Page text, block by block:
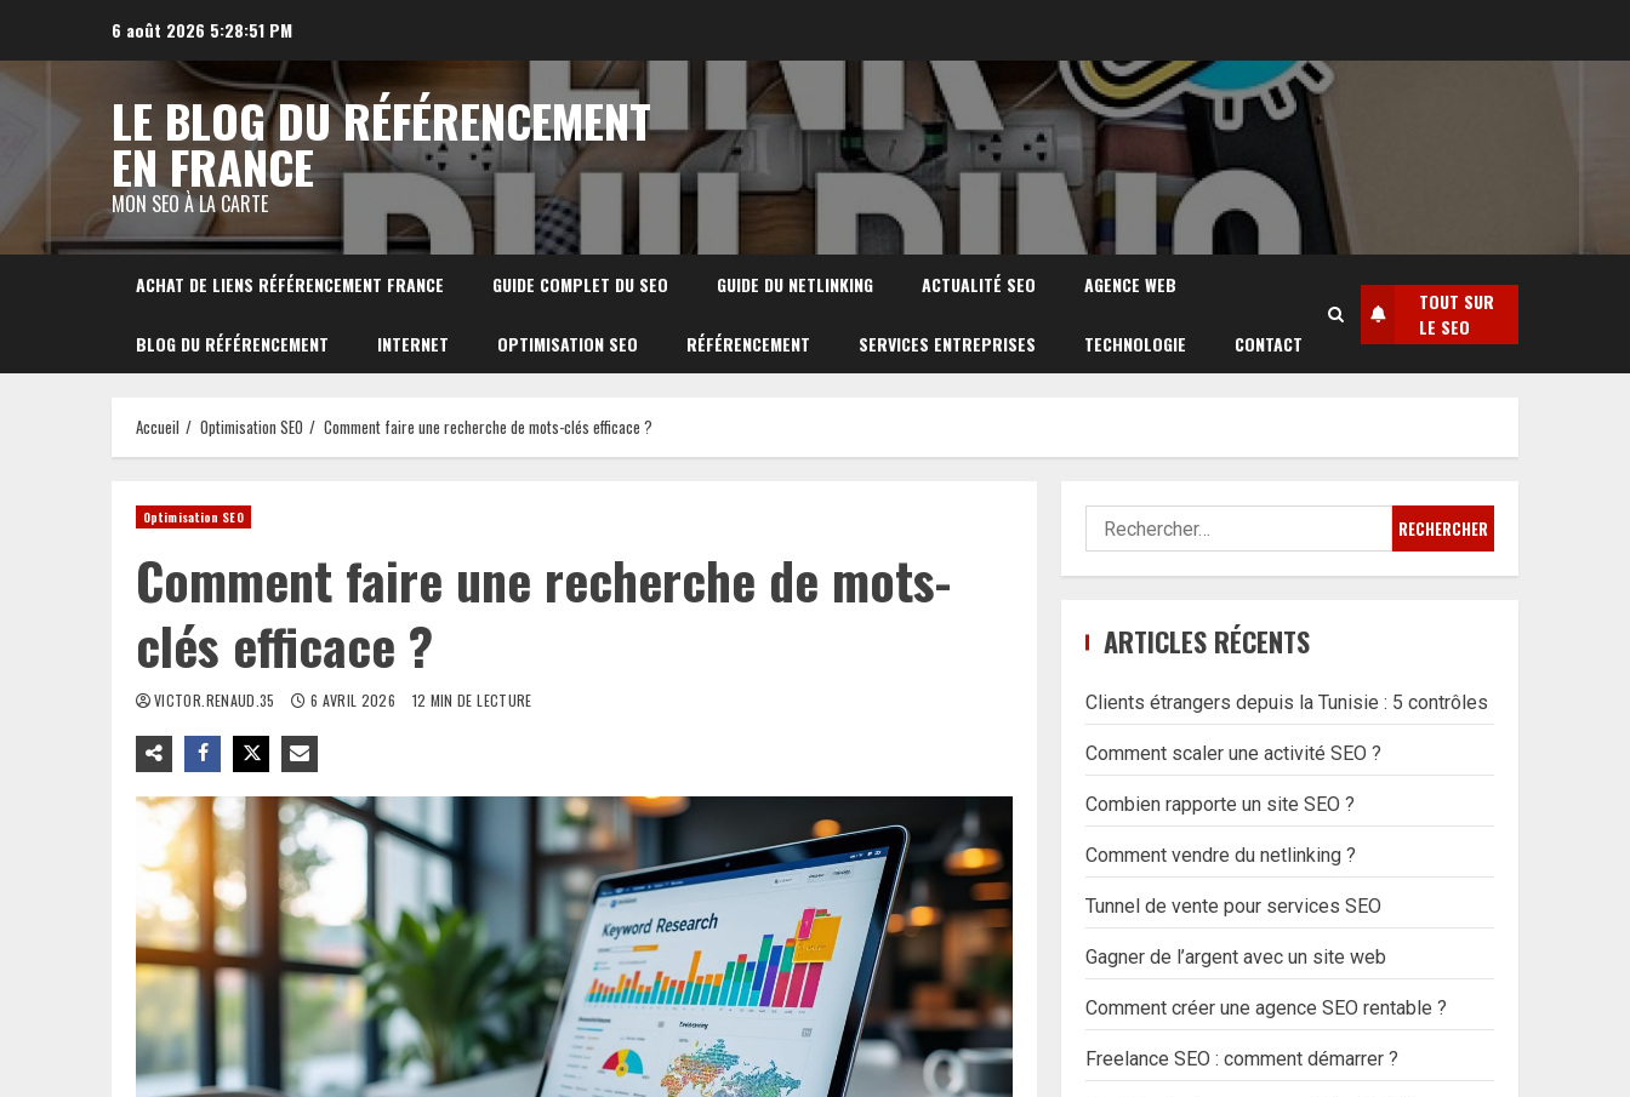
contenu
6 août 2026 5:28:52 PM
LE BLOG DU RÉFÉRENCEMENT
EN FRANCE
MON SEO À LA CARTE
ACHAT DE LIENS RÉFÉRENCEMENT FRANCE GUIDE COMPLET DU SEO GUIDE DU NETLINKING ACTUALITÉ SEO AGENCE WEB
BLOG DU RÉFÉRENCEMENT INTERNET OPTIMISATION SEO RÉFÉRENCEMENT SERVICES ENTREPRISES TECHNOLOGIE CONTACT
TOUT SUR
LE SEO
Accueil Optimisation SEO Comment faire une recherche de mots-clés efficace ?
Optimisation SEO
Comment faire une recherche de mots-
clés efficace ?
VICTOR.RENAUD.35 6 AVRIL 2026 12 MIN DE LECTURE
Rechercher :
ARTICLES RÉCENTS
Clients étrangers depuis la Tunisie : 5 contrôles
Comment scaler une activité SEO ?
Combien rapporte un site SEO ?
Comment vendre du netlinking ?
Tunnel de vente pour services SEO
Gagner de l’argent avec un site web
Comment créer une agence SEO rentable ?
Freelance SEO : comment démarrer ?